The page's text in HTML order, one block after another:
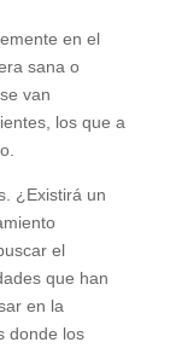
en el
sana o
van
los que a
¿Existirá un
el
que han
en la
donde los